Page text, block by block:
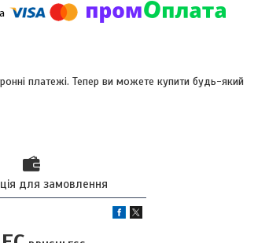
платежі. Тепер ви можете купити будь-який
для замовлення